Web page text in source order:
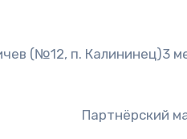
(№12, п. Калининец)3
Партнёрский